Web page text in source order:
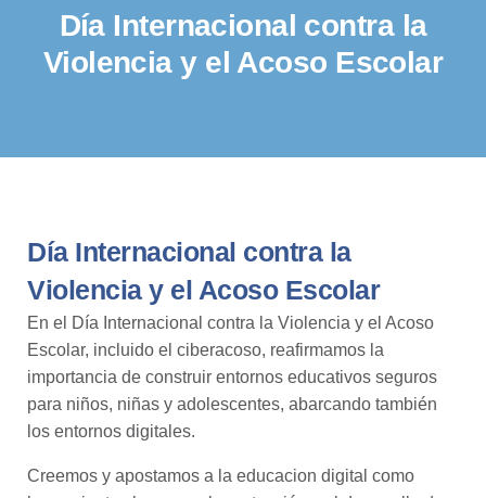
Día Internacional contra la
Violencia y el Acoso Escolar
Día Internacional contra la
Violencia y el Acoso Escolar
En el Día Internacional contra la Violencia y el Acoso
Escolar, incluido el ciberacoso, reafirmamos la
importancia de construir entornos educativos seguros
para niños, niñas y adolescentes, abarcando también
los entornos digitales.
Creemos y apostamos a la educacion digital como